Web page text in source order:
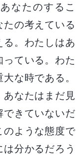
なたのするこ
の考えている
る。わたしはあ
ている。わた
な時である。
なたはまだ見
できていないだ
のような態度で
分かるだろう